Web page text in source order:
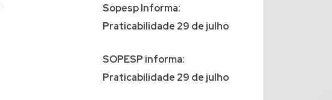
Sopesp Informa:
Praticabilidade 29 de julho
SOPESP informa:
Praticabilidade 29 de julho